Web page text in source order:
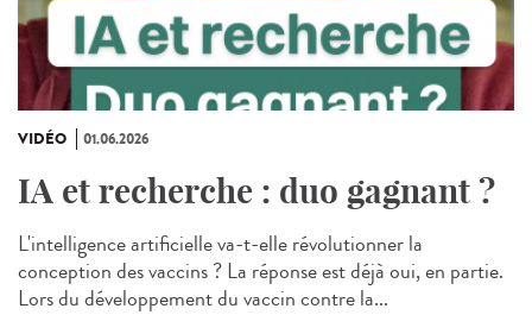
VIDÉO 01.06.2026
IA et recherche : duo gagnant ?
L'intelligence artificielle va-t-elle révolutionner la
conception des vaccins ? La réponse est déjà oui, en partie.
Lors du développement du vaccin contre la...